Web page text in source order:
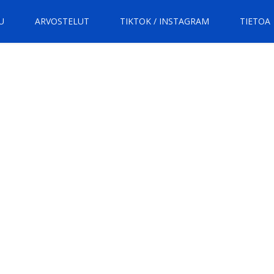
ARVOSTELUT TIKTOK / INSTAGRAM TIETOA